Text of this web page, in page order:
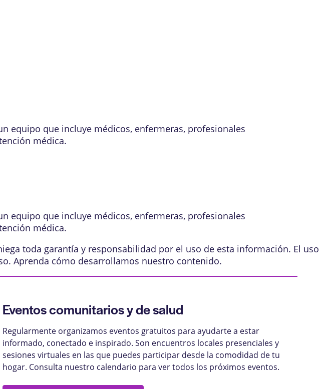
equipo que incluye médicos, enfermeras, profesionales
médica.
equipo que incluye médicos, enfermeras, profesionales
médica.
toda garantía y responsabilidad por el uso de esta información. El uso
. Aprenda cómo desarrollamos nuestro contenido.
Eventos comunitarios y de salud
Regularmente organizamos eventos gratuitos para ayudarte a estar
informado, conectado e inspirado. Son encuentros locales presenciales y
sesiones virtuales en las que puedes participar desde la comodidad de tu
hogar. Consulta nuestro calendario para ver todos los próximos eventos.